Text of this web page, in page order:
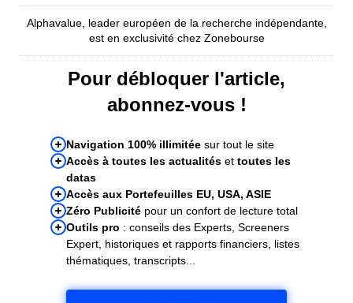
Alphavalue, leader européen de la recherche indépendante,
est en exclusivité chez Zonebourse
Pour débloquer l'article,
abonnez-vous !
Navigation 100% illimitée sur tout le site
Accès à toutes les actualités et toutes les
datas
Accès aux Portefeuilles EU, USA, ASIE
Zéro Publicité pour un confort de lecture total
Outils pro : conseils des Experts, Screeners
Expert, historiques et rapports financiers, listes
thématiques, transcripts...